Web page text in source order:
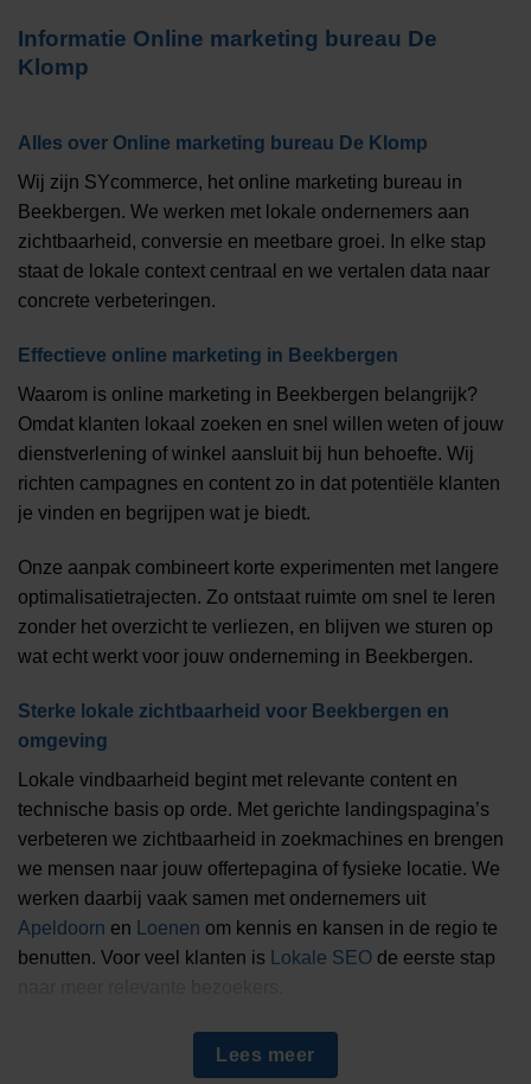
Informatie Online marketing bureau De
Klomp
Alles over Online marketing bureau De Klomp
Wij zijn SYcommerce, het online marketing bureau in
Beekbergen. We werken met lokale ondernemers aan
zichtbaarheid, conversie en meetbare groei. In elke stap
staat de lokale context centraal en we vertalen data naar
concrete verbeteringen.
Effectieve online marketing in Beekbergen
Waarom is online marketing in Beekbergen belangrijk?
Omdat klanten lokaal zoeken en snel willen weten of jouw
dienstverlening of winkel aansluit bij hun behoefte. Wij
richten campagnes en content zo in dat potentiële klanten
je vinden en begrijpen wat je biedt.
Onze aanpak combineert korte experimenten met langere
optimalisatietrajecten. Zo ontstaat ruimte om snel te leren
zonder het overzicht te verliezen, en blijven we sturen op
wat echt werkt voor jouw onderneming in Beekbergen.
Sterke lokale zichtbaarheid voor Beekbergen en
omgeving
Lokale vindbaarheid begint met relevante content en
technische basis op orde. Met gerichte landingspagina’s
verbeteren we zichtbaarheid in zoekmachines en brengen
we mensen naar jouw offertepagina of fysieke locatie. We
werken daarbij vaak samen met ondernemers uit
Apeldoorn en Loenen om kennis en kansen in de regio te
benutten. Voor veel klanten is
Lokale SEO de eerste stap
pagina’s resultaat opleveren. Die inzichten gebruiken we
Lees meer